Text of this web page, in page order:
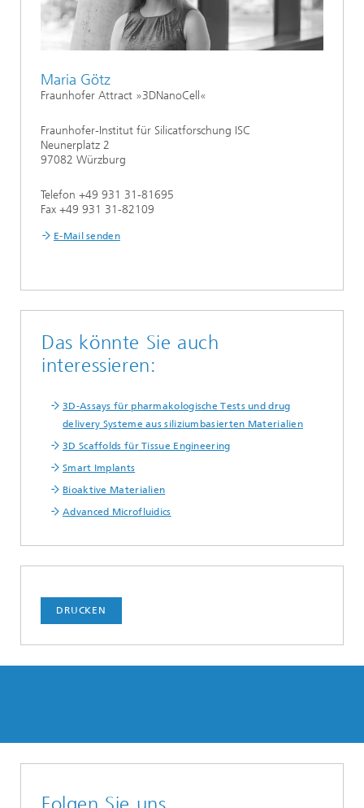
Maria Götz
Fraunhofer Attract »3DNanoCell«
Fraunhofer-Institut für Silicatforschung ISC
Neunerplatz 2
97082 Würzburg
Telefon +49 931 31-81695
Fax +49 931 31-82109
E-Mail senden
Das könnte Sie auch
interessieren:
3D-Assays für pharmakologische Tests und drug
delivery Systeme aus siliziumbasierten Materialien
3D Scaffolds für Tissue Engineering
Smart Implants
Bioaktive Materialien
Advanced Microfluidics
DRUCKEN